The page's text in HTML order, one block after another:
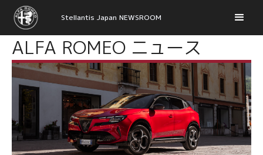
Stellantis Japan NEWSROOM
ALFA ROMEO ニュース